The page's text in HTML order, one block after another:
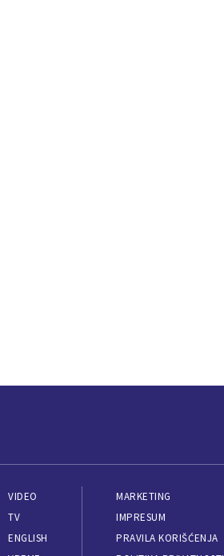
VIDEO
TV
ENGLISH
MARKETING
IMPRESUM
PRAVILA KORIŠĆENJA